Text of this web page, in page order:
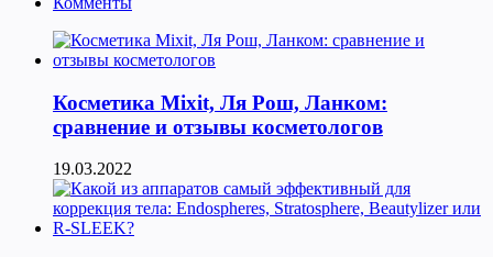
Косметика Мixit, Ля Рош, Ланком:
сравнение и отзывы косметологов
19.03.2022